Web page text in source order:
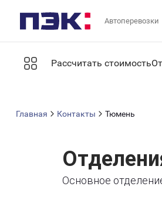
Автоперевозки
Рассчитать стоимость
Главная Контакты Тюмень
Основное